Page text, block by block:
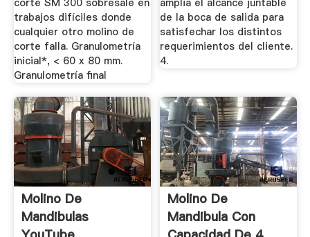
trabajos difíciles donde
cualquier otro molino de
corte falla. Granulometría
inicial*, < 60 x 80 mm.
Granulometría final
de la boca de salida para
satisfechar los distintos
requerimientos del cliente.
4.
Molino De
Mandibulas
Molino De
Mandibula Con